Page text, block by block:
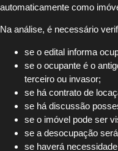
automaticamente como
Na análise, é necessário
se o edital informa
se o ocupante é o
terceiro ou invasor;
se há contrato de
se há discussão
se o imóvel pode ser
se a desocupação
se haverá